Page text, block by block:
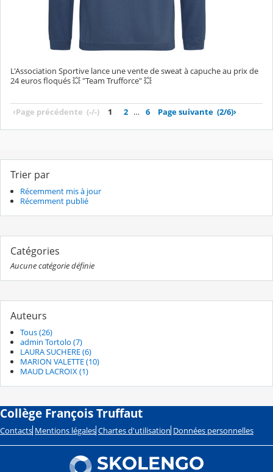
L'Association Sportive lance une vente de sweat à capuche au prix de
24 euros floqués 💥 "Team Trufforce" 💥
‹Page précédente (-/-) 1 2 … 6 Page suivante (2/6)›
Trier par
Récemment mis à jour
Récemment publié
Catégories
Aucune catégorie définie
Auteurs
Tous (26)
admin Tortolo (7)
LAURA SUCHERE (6)
MARION VALETTE (10)
MAUD LACROIX (1)
Collège François Truffaut
Contacts Mentions légales Chartes d'utilisation Données personnelles